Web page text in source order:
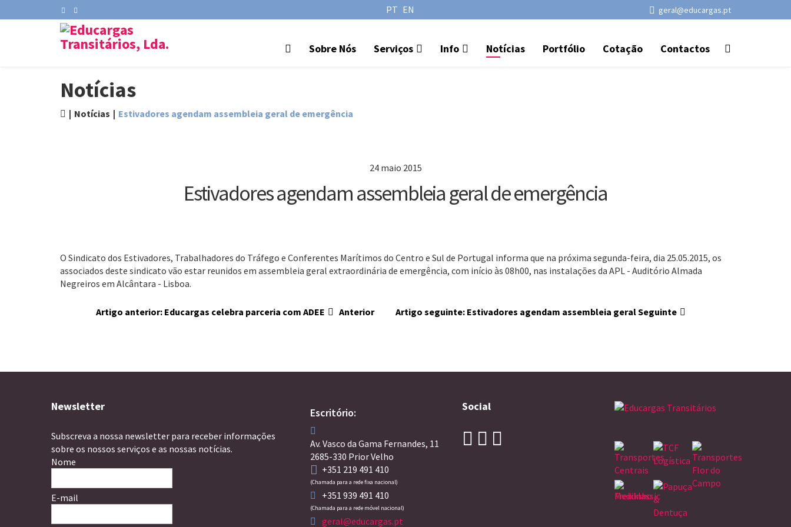
PT EN geral@educargas.pt
Sobre Nós Serviços Info Notícias Portfólio Cotação Contactos
Notícias
Notícias Estivadores agendam assembleia geral de emergência
24 maio 2015
Estivadores agendam assembleia geral de emergência
O Sindicato dos Estivadores, Trabalhadores do Tráfego e Conferentes Marítimos do Centro e Sul de Portugal informa que na próxima segunda-feira, dia 25.05.2015, os
associados deste sindicato vão estar reunidos em assembleia geral extraordinária de emergência, com início às 08h00, nas instalações da APL - Auditório Almada
Negreiros em Alcântara - Lisboa.
Artigo anterior: Educargas celebra parceria com ADEE Anterior Artigo seguinte: Estivadores agendam assembleia geralSeguinte
Newsletter
Subscreva a nossa newsletter para receber informações
sobre os nossos serviços e as nossas notícias.
Nome
E-mail
Escritório:
Av. Vasco da Gama Fernandes, 11
2685-330 Prior Velho
+351 219 491 410
(Chamada para a rede fixa nacional)
+351 939 491 410
(Chamada para a rede móvel nacional)
geral@educargas.pt
Social